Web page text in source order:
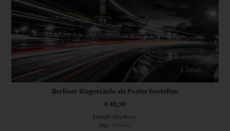
Berliner Siegessäule als Poster bestellen
€49,90
Enthält 19% Mwst.
zzgl. Versand